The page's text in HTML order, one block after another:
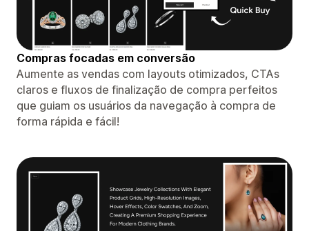
Compras focadas em conversão
Aumente as vendas com layouts otimizados, CTAs
claros e fluxos de finalização de compra perfeitos
que guiam os usuários da navegação à compra de
forma rápida e fácil!